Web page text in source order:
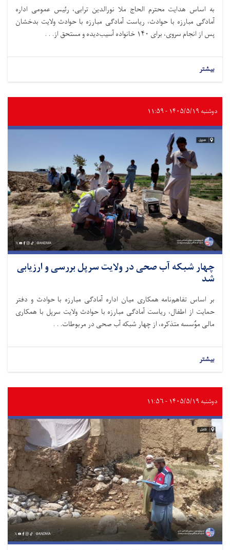
به اساس هدایت محترم الحاج ملا نورالدین ترابی، رئیس عمومی اداره
آمادگی مبارزه با حوادث، ریاست آمادگی مبارزه با حوادث ولایت بدخشان
پس از انجام سروی، برای ۱۴۰ خانواده آسیب‌دیده و مستحق از. . .
بیشتر
دوشنبه ۱۴۰۵/۵/۱۹ - ۱۱:۵۹
چهار شبکه آب صحی در ولایت سرپل بررسی و ارزیابی
شد
بر اساس تفاهم‌نامه همکاری میان اداره آمادگی مبارزه با حوادث و دفتر
حمایت از اطفال، ریاست آمادگی مبارزه با حوادث ولایت سرپل با همکاری
مالی موُسسه متذکره، از چهار شبکه آب صحی در مربوطات. . .
بیشتر
دوشنبه ۱۴۰۵/۵/۱۹ - ۱۱:۵۶